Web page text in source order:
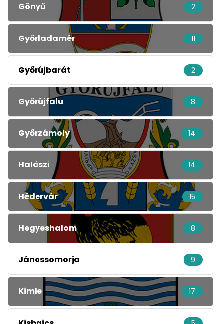
Gönyű 2
Győrladamér 11
Győrújbarát 2
Győrújfalu 8
Győrzámoly 14
Halászi 14
Hédervár 15
Hegyeshalom 8
Jánossomorja 9
Kimle 17